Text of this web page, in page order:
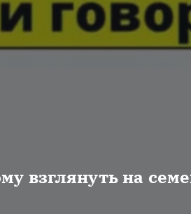
взглянуть на